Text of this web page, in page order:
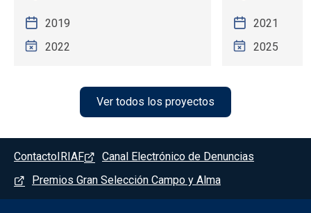
2019
2022
2021
2025
Ver todos los proyectos
Pie de página - Marchamalo
ContactoIRIAF
Canal Electrónico de Denuncias
Premios Gran Selección Campo y Alma